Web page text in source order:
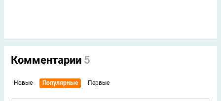
Комментарии 5
Новые Популярные Первые